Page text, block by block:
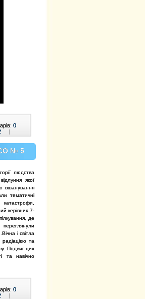
0
|
№ 5
людства
якої
вшанування
тематичні
керівник 7-
де
і світла
та
Подвиг цих
та навічно
0
|